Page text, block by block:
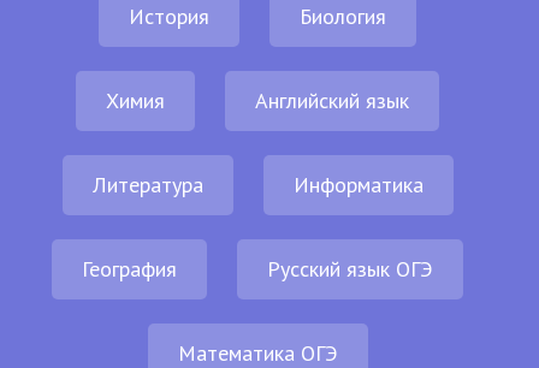
История Биология
Химия Английский язык
Литература Информатика
География Русский язык ОГЭ
Математика ОГЭ